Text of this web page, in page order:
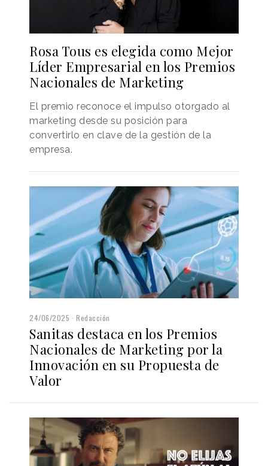
Rosa Tous es elegida como Mejor
Líder Empresarial en los Premios
Nacionales de Marketing
El premio reconoce el impulso otorgado al
marketing desde su posición para
convertirlo en clave de la gestión de la
empresa.
24/06/2025 Redacción
Sanitas destaca en los Premios
Nacionales de Marketing por la
Innovación en su Propuesta de
Valor